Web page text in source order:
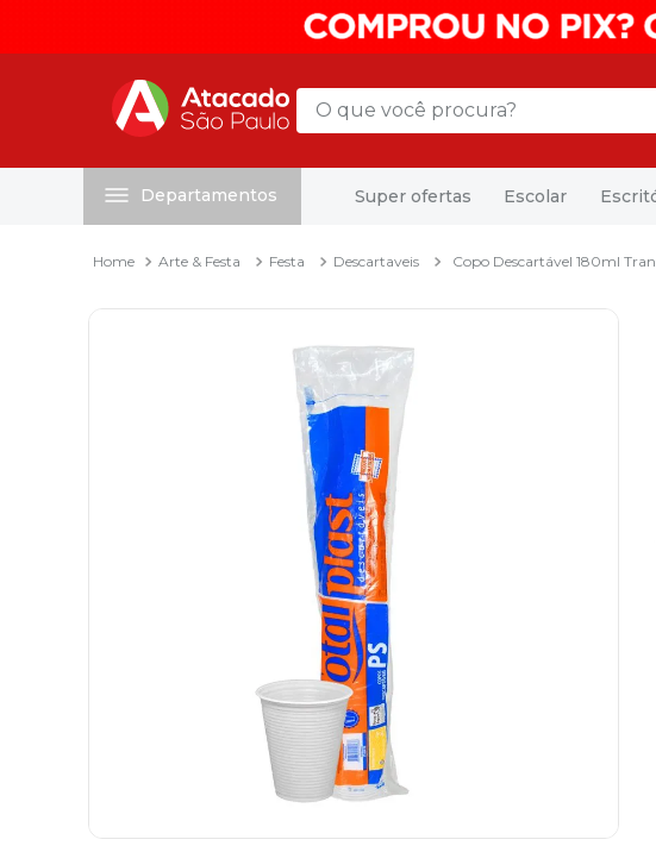
O que você procura?
Departamentos Super ofertas Escolar
Arte & Festa Festa Descartaveis Copo Descartável 180ml
papel toalha